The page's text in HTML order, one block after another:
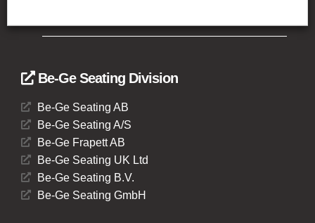
Be-Ge Seating Division
Be-Ge Seating AB
Be-Ge Seating A/S
Be-Ge Frapett AB
Be-Ge Seating UK Ltd
Be-Ge Seating B.V.
Be-Ge Seating GmbH